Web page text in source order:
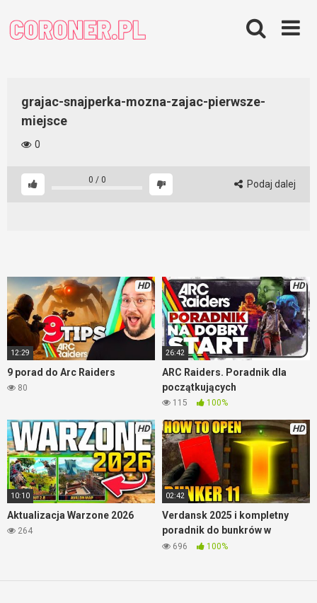
content
grajac-snajperka-mozna-zajac-pierwsze-
miejsce
0
0 / 0 Podaj dalej
HD
12:29
9 porad do Arc Raiders
80
HD
26:42
ARC Raiders. Poradnik dla
początkujących
115 100%
HD
10:10
Aktualizacja Warzone 2026
264
HD
02:42
Verdansk 2025 i kompletny
poradnik do bunkrów w
Warzone
696 100%